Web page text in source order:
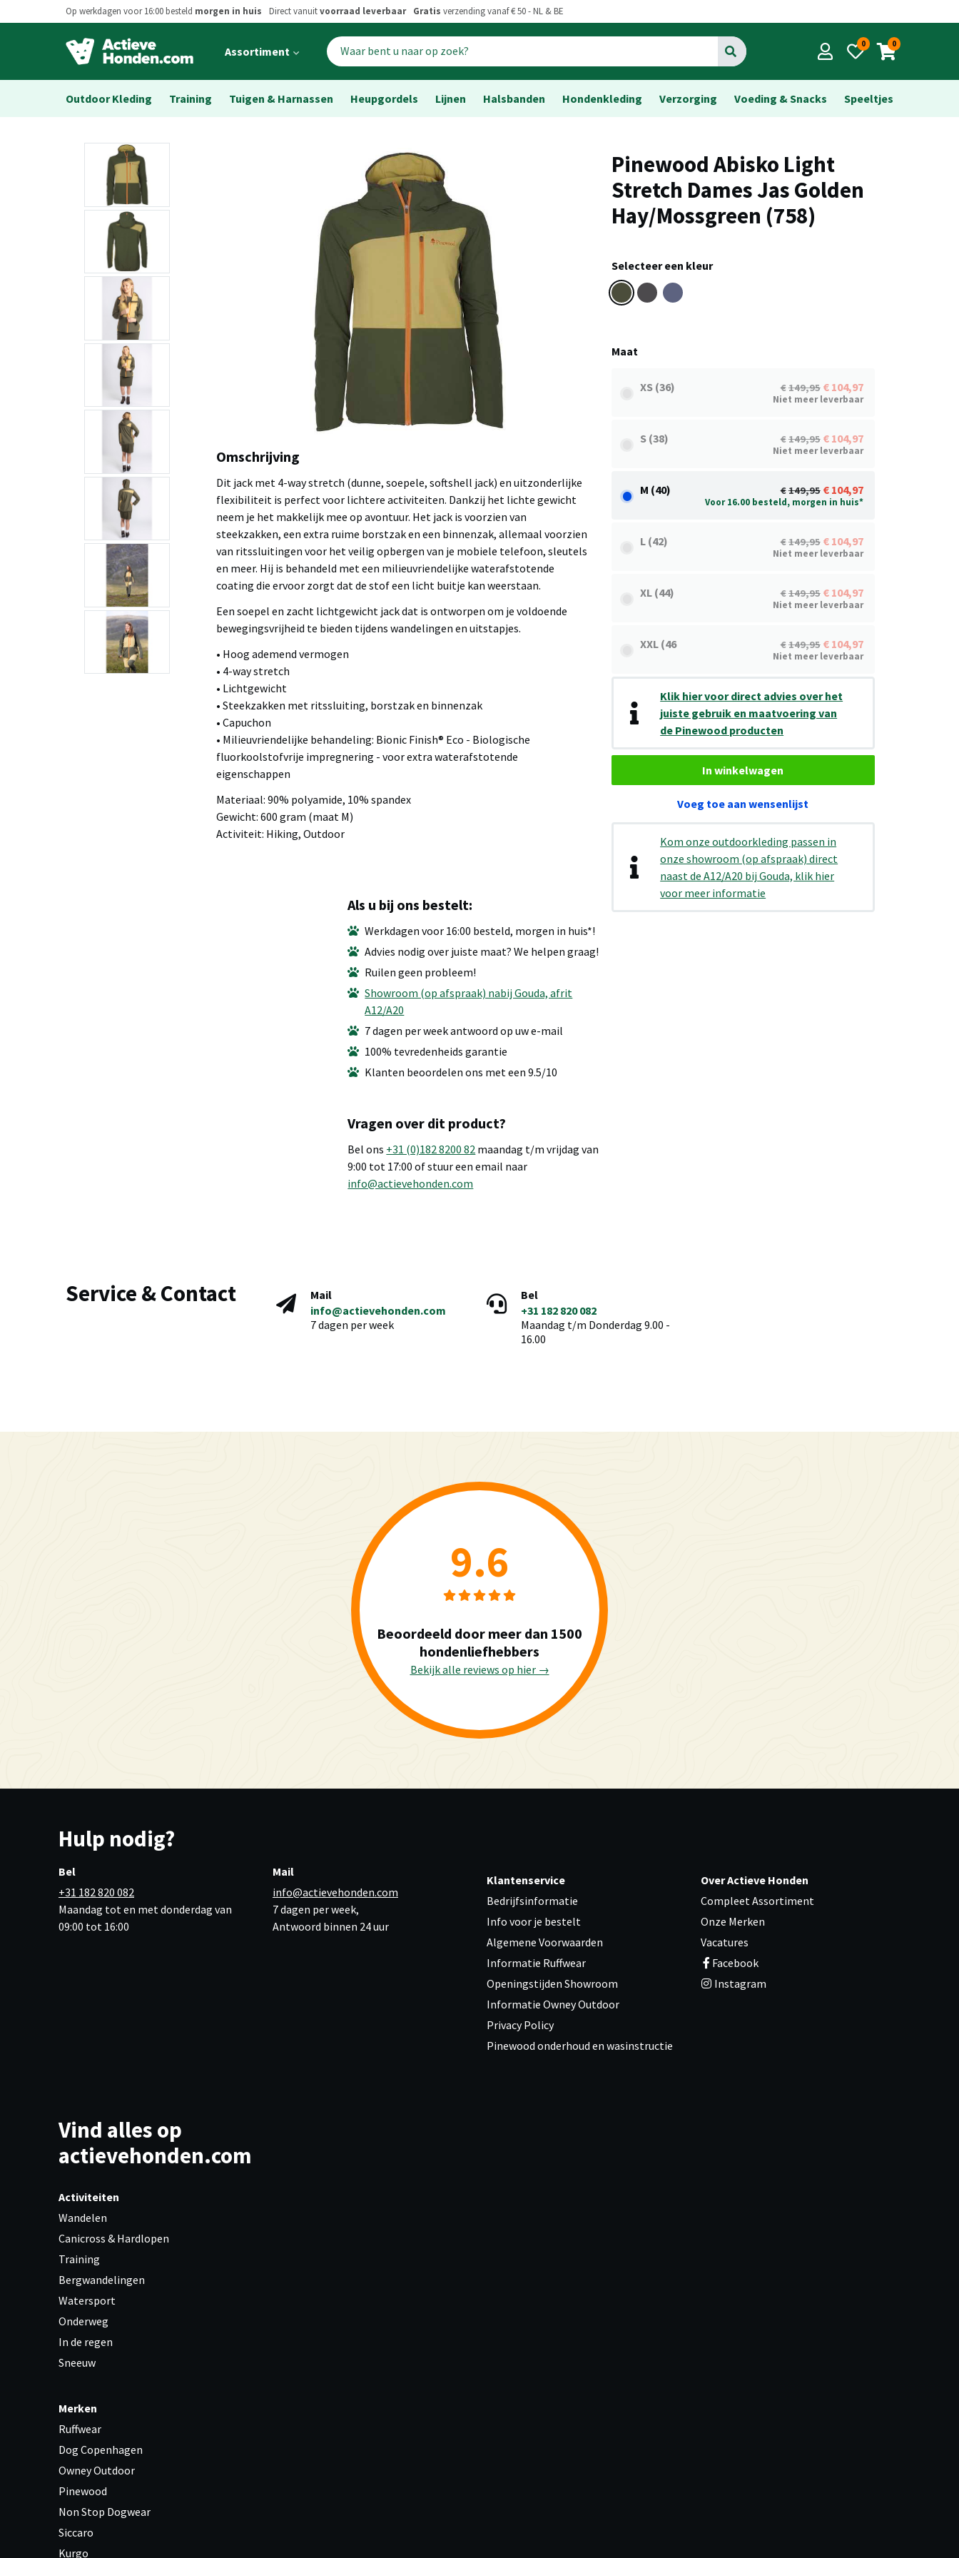
Op werkdagen voor 16:00 besteld morgen in huis Direct vanuitvoorraad leverbaar Gratis verzending vanaf € 50 - NL & BE
Open
menu
Assortiment Go 0 0
Outdoor Kleding Training Tuigen & Harnassen Heupgordels Lijnen Halsbanden Hondenkleding Verzorging Voeding & Snacks Speeltjes
Pinewood Abisko Light
Stretch Dames Jas Golden
Hay/Mossgreen (758)
Selecteer een kleur
Maat
XS (36) 149,95 104,97
Niet meer leverbaar
S (38) 149,95 104,97
Niet meer leverbaar
M (40) 149,95 104,97
Voor 16.00 besteld, morgen in huis*
L (42) 149,95 104,97
Niet meer leverbaar
XL (44) 149,95 104,97
Niet meer leverbaar
XXL (46 149,95 104,97
Niet meer leverbaar
Klik hier voor direct advies over het
juiste gebruik en maatvoering van
de Pinewood producten
In winkelwagen
Voeg toe aan wensenlijst
Kom onze outdoorkleding passen in
onze showroom (op afspraak) direct
naast de A12/A20 bij Gouda, klik hier
voor meer informatie
Omschrijving
Dit jack met 4-way stretch (dunne, soepele, softshell jack) en uitzonderlijke
flexibiliteit is perfect voor lichtere activiteiten. Dankzij het lichte gewicht
neem je het makkelijk mee op avontuur. Het jack is voorzien van
steekzakken, een extra ruime borstzak en een binnenzak, allemaal voorzien
van ritssluitingen voor het veilig opbergen van je mobiele telefoon, sleutels
en meer. Hij is behandeld met een milieuvriendelijke waterafstotende
coating die ervoor zorgt dat de stof een licht buitje kan weerstaan.
Een soepel en zacht lichtgewicht jack dat is ontworpen om je voldoende
bewegingsvrijheid te bieden tijdens wandelingen en uitstapjes.
• Hoog ademend vermogen
• 4-way stretch
• Lichtgewicht
• Steekzakken met ritssluiting, borstzak en binnenzak
• Capuchon
• Milieuvriendelijke behandeling: Bionic Finish® Eco - Biologische
fluorkoolstofvrije impregnering - voor extra waterafstotende
eigenschappen
Materiaal: 90% polyamide, 10% spandex
Gewicht: 600 gram (maat M)
Activiteit: Hiking, Outdoor
Als u bij ons bestelt:
Werkdagen voor 16:00 besteld, morgen in huis*!
Advies nodig over juiste maat? We helpen graag!
Ruilen geen probleem!
Showroom (op afspraak) nabij Gouda, afrit
A12/A20
7 dagen per week antwoord op uw e-mail
100% tevredenheids garantie
Klanten beoordelen ons met een 9.5/10
Vragen over dit product?
Bel ons +31 (0)182 8200 82 maandag t/m vrijdag van
9:00 tot 17:00 of stuur een email naar
info@actievehonden.com
Service & Contact
Mail
info@actievehonden.com
7 dagen per week
Bel
+31 182 820 082
Maandag t/m Donderdag 9.00 -
16.00
9.6
Beoordeeld door meer dan 1500
hondenliefhebbers
Bekijk alle reviews op hier →
Hulp nodig?
Bel
+31 182 820 082
Maandag tot en met donderdag van
09:00 tot 16:00
Mail
info@actievehonden.com
7 dagen per week,
Antwoord binnen 24 uur
Klantenservice
Bedrijfsinformatie
Info voor je bestelt
Algemene Voorwaarden
Informatie Ruffwear
Openingstijden Showroom
Informatie Owney Outdoor
Privacy Policy
Pinewood onderhoud en wasinstructie
Over Actieve Honden
Compleet Assortiment
Onze Merken
Vacatures
Facebook
Instagram
Vind alles op
actievehonden.com
Activiteiten
Wandelen
Canicross & Hardlopen
Training
Bergwandelingen
Watersport
Onderweg
In de regen
Sneeuw
Merken
Ruffwear
Dog Copenhagen
Owney Outdoor
Pinewood
Non Stop Dogwear
Siccaro
Kurgo